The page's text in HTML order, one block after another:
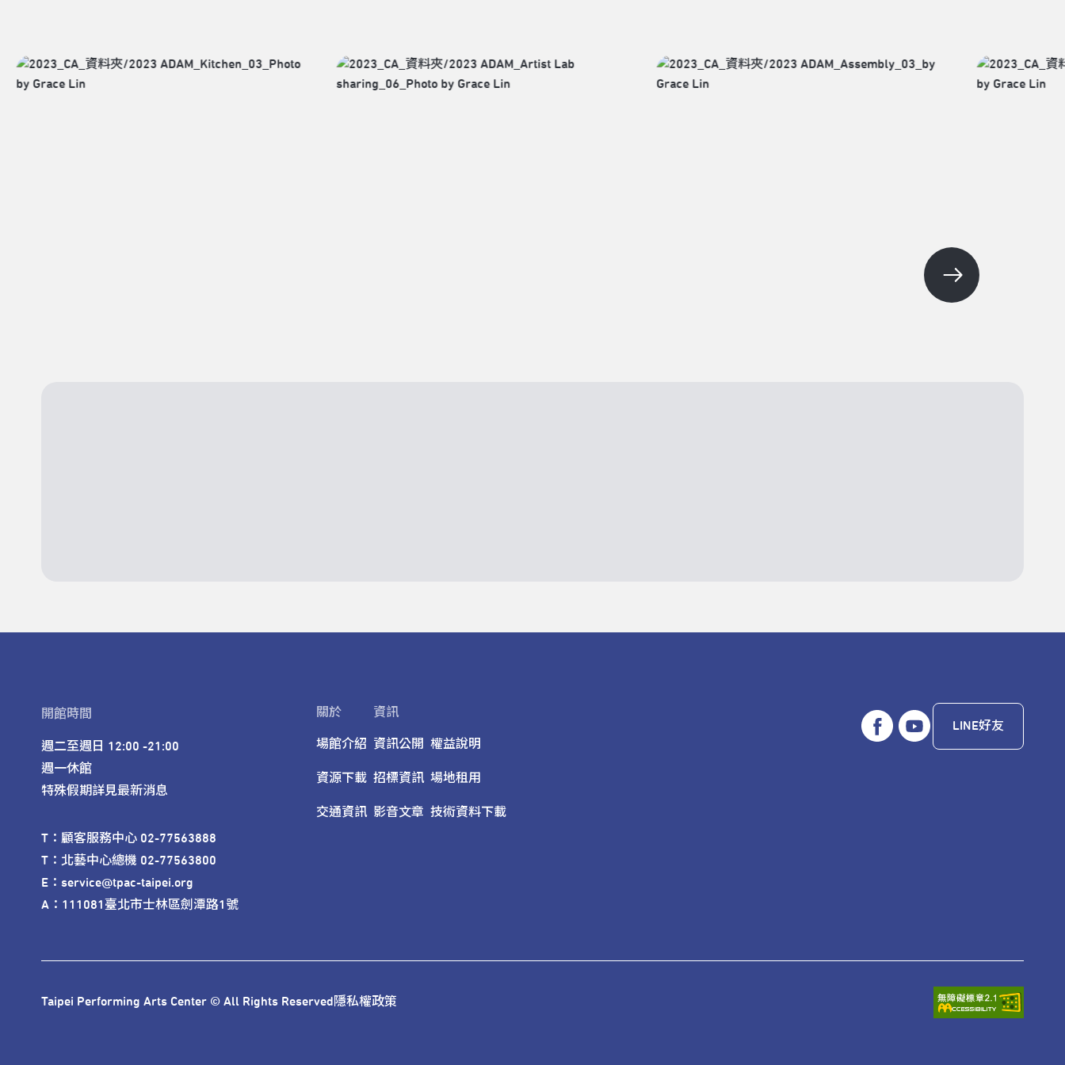
開館時間
週二至週日 12:00 -21:00
週一休館
特殊假期詳見最新消息
T：顧客服務中心 02-77563888
T：北藝中心總機 02-77563800
E：service@tpac-taipei.org
A：111081臺北市士林區劍潭路1號
關於
場館介紹
資源下載
交通資訊
資訊
資訊公開
招標資訊
影音文章
權益說明
場地租用
技術資料下載
LINE好友
Taipei Performing Arts Center © All Rights Reserved隱私權政策